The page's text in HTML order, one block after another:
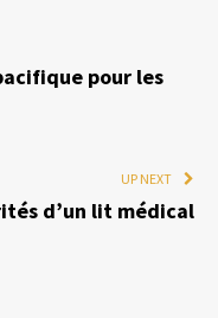
pour les
UP NEXT
d’un lit médical